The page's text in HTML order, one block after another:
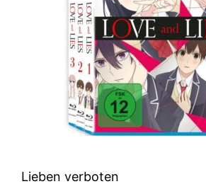
Lieben verboten